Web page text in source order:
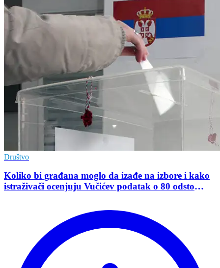
Društvo
Koliko bi građana moglo da izađe na izbore i kako
istraživači ocenjuju Vučićev podatak o 80 odsto